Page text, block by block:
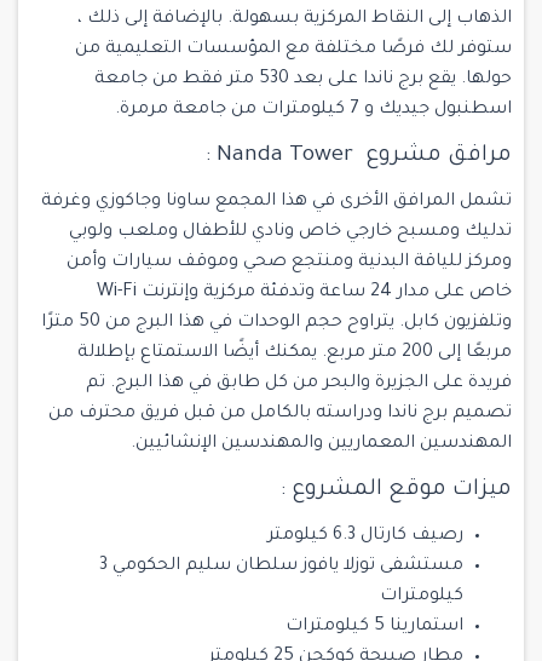
الذهاب إلى النقاط المركزية بسهولة. بالإضافة إلى ذلك ،
ستوفر لك فرصًا مختلفة مع المؤسسات التعليمية من
حولها. يقع برج ناندا على بعد 530 متر فقط من جامعة
اسطنبول جيديك و 7 كيلومترات من جامعة مرمرة.
مرافق مشروع Nanda Tower :
تشمل المرافق الأخرى في هذا المجمع ساونا وجاكوزي وغرفة
تدليك ومسبح خارجي خاص ونادي للأطفال وملعب ولوبي
ومركز للياقة البدنية ومنتجع صحي وموقف سيارات وأمن
خاص على مدار 24 ساعة وتدفئة مركزية وإنترنت Wi-Fi
وتلفزيون كابل. يتراوح حجم الوحدات في هذا البرج من 50 مترًا
مربعًا إلى 200 متر مربع. يمكنك أيضًا الاستمتاع بإطلالة
فريدة على الجزيرة والبحر من كل طابق في هذا البرج. تم
تصميم برج ناندا ودراسته بالكامل من قبل فريق محترف من
المهندسين المعماريين والمهندسين الإنشائيين.
ميزات موقع المشروع :
رصيف كارتال 6.3 كيلومتر
مستشفى توزلا يافوز سلطان سليم الحكومي 3
كيلومترات
استمارينا 5 كيلومترات